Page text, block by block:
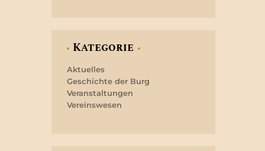
Kategorie
Aktuelles
Geschichte der Burg
Veranstaltungen
Vereinswesen